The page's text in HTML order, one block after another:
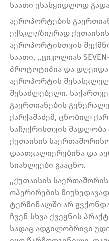
საათი უსასყიდლოდ
აეროპორტების
ექსკლუზიურად
აეროპორტისთვის
საათი, ,,ციკოლიას
პროტოტიპია და
აეროპორტის
შესაძლებელი.
გაერთიანების
ქარქაშაძემ, ცნობილ
საჩუქრისთვის მადლობა
ქუთაისის
დაათვალიერებინა და
სიახლეები გააცნო.
,,ქუთაისის
ოპერირების
ტერმინალში არ
ჩვენ სხვა ქვეყნის
სადაც ადგილობრივი